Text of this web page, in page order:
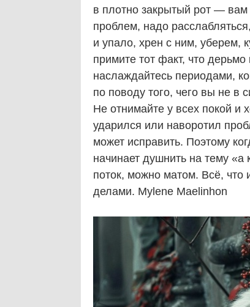
в плотно закрытый рот — вам
проблем, надо
и упало, хрен с ним, уберем,
примите тот факт, что
наслаждайтесь периодами,
по поводу того, чего вы не в
Не отнимайте у всех покой и
ударился или наворотил
может исправить. Поэтому
начинает душнить на тему
поток, можно матом. Всё,
делами. Mylene Maelinhon